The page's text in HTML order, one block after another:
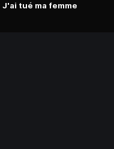
J'ai tué ma femme